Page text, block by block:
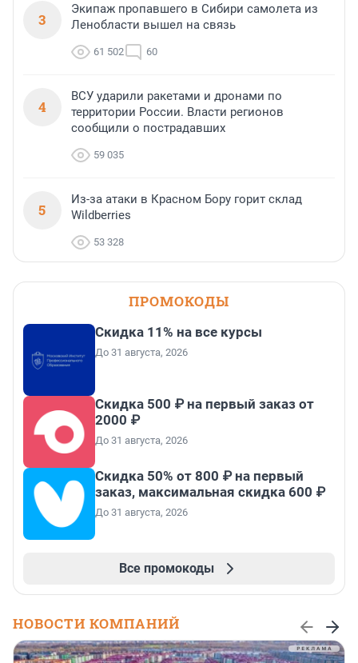
3
Экипаж пропавшего в Сибири самолета из
Ленобласти вышел на связь
61 502 60
4
ВСУ ударили ракетами и дронами по
территории России. Власти регионов
сообщили о пострадавших
59 035
5
Из-за атаки в Красном Бору горит склад
Wildberries
53 328
ПРОМОКОДЫ
Скидка 11% на все курсы
До 31 августа, 2026
Скидка 500 ₽ на первый заказ от
2000 ₽
До 31 августа, 2026
Скидка 50% от 800 ₽ на первый
заказ, максимальная скидка 600 ₽
До 31 августа, 2026
Все промокоды
НОВОСТИ КОМПАНИЙ